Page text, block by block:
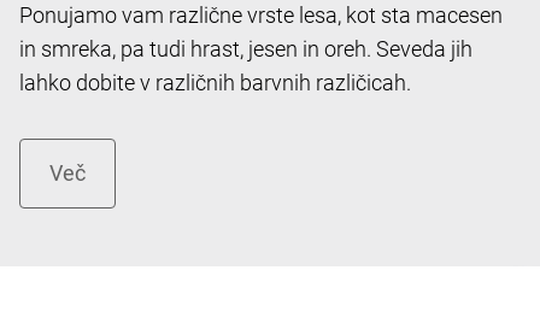
Ponujamo vam različne vrste lesa, kot sta macesen
in smreka, pa tudi hrast, jesen in oreh. Seveda jih
lahko dobite v različnih barvnih različicah.